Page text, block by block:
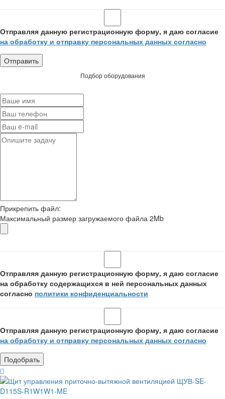
Отправляя данную регистрационную форму, я даю согласие
на обработку и отправку персональных данных согласно
Подбор оборудования
Прикрепить файл:
Максимальный размер загружаемого файла 2Mb
Отправляя данную регистрационную форму, я даю согласие
на обработку содержащихся в ней персональных данных
согласно политики конфиденциальности
Отправляя данную регистрационную форму, я даю согласие
на обработку и отправку персональных данных согласно